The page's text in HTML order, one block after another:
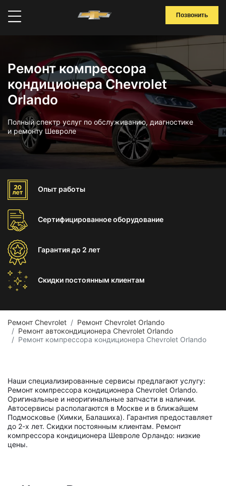
Позвонить
Ремонт компрессора
кондиционера Chevrolet
Orlando
Полный спектр услуг по обслуживанию, диагностике
и ремонту Шевроле
Опыт работы
Сертифицированноеоборудование
Гарантиядо 2 лет
Скидки постоянным клиентам
Ремонт Chevrolet
Ремонт Chevrolet Orlando
Ремонт автокондиционера Chevrolet Orlando
Ремонт компрессора кондиционера Chevrolet Orlando
Наши специализированные сервисы предлагают услугу:
Ремонт компрессора кондиционера Chevrolet Orlando.
Оригинальные и неоригинальные запчасти в наличии.
Автосервисы располагаются в Москве и в ближайшем
Подмосковье (Химки, Балашиха). Гарантия предоставляет
до 2-х лет. Скидки постоянным клиентам. Ремонт
компрессора кондиционера Шевроле Орландо: низкие
цены.